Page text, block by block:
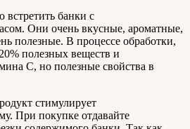
банки с
Они очень вкусные, ароматные,
полезные. В процессе обработки,
полезных веществ и
С, но полезные свойства в
стимулирует
При покупке отдавайте